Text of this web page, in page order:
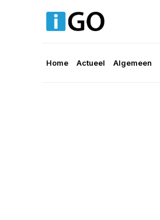
Home Actueel Algemeen